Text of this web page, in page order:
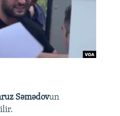
Səmədovun